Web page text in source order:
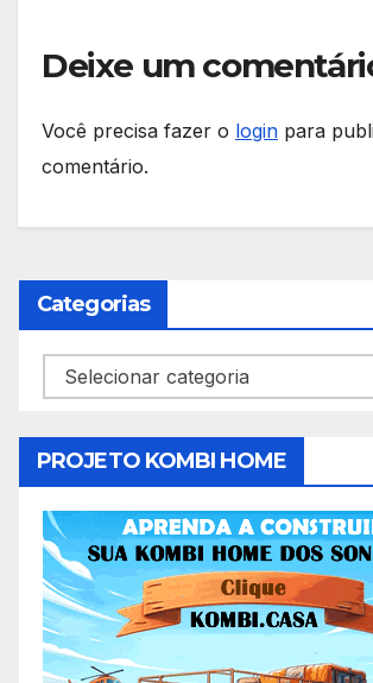
Deixe um
Você precisa fazer o login para
comentário.
Categorias
Categorias
PROJETO KOMBI HOME